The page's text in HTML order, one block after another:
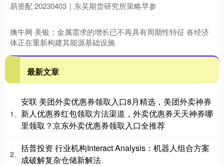
易资配 20230403｜东吴期货研究所策略早参
擒牛网 美银：金属需求的增长已不再具有周期性特征 各经济
体正在重新构建其能源基础设施
最新文章
1、
安联 美团外卖优惠券领取入口8月精选，美团外卖神券
新人优惠券红包领取方法渠道，外卖优惠券天天神券哪
里领取？京东外卖优惠券领取入口全推荐
2、
括普投资 行业机构Interact Analysis：机器人组合方案
成破解复杂仓储新解法